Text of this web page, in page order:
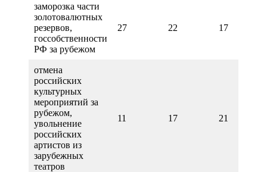
заморозка части
золотовалютных
резервов,
госсобственности
РФ за рубежом
27 22 17
отмена
российских
культурных
мероприятий за
рубежом,
увольнение
российских
артистов из
зарубежных
театров
11 17 21